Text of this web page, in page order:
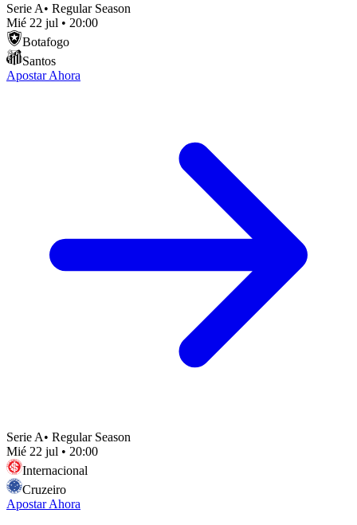
Serie A• Regular Season
Mié 22 jul • 20:00
Botafogo
Santos
Apostar Ahora
Serie A• Regular Season
Mié 22 jul • 20:00
Internacional
Cruzeiro
Apostar Ahora